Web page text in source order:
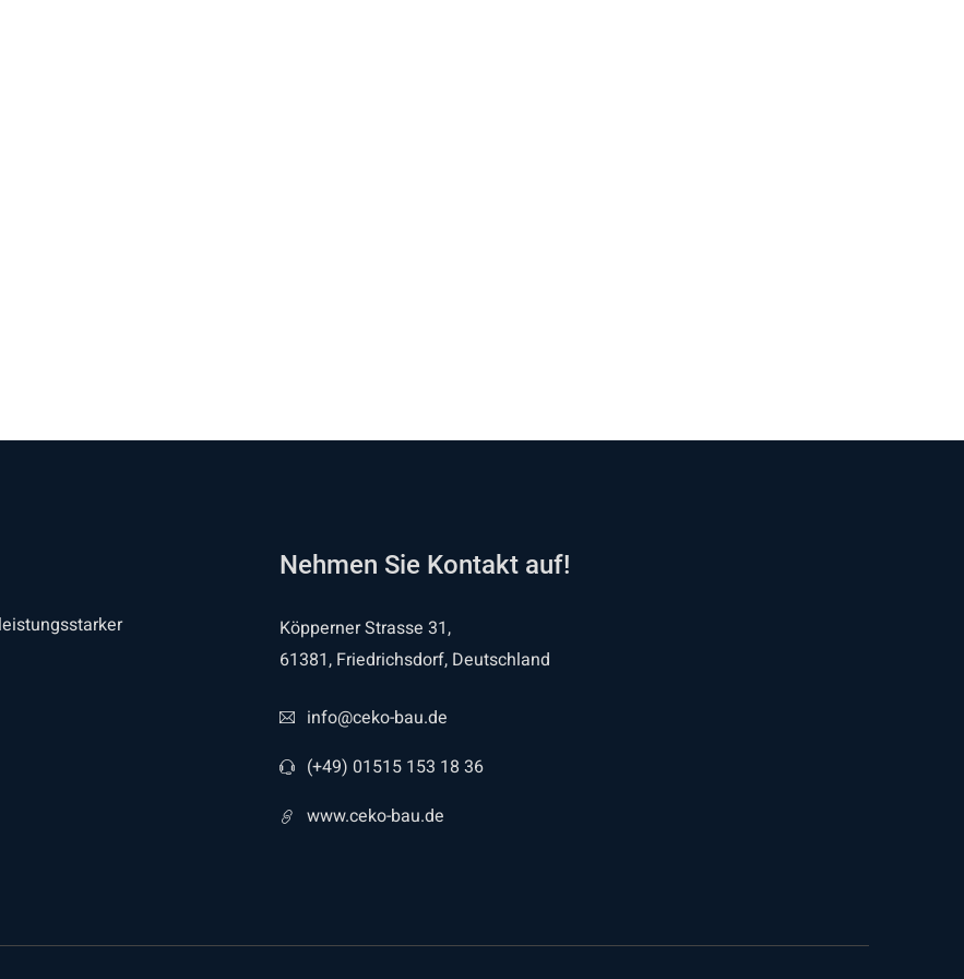
Nehmen Sie Kontakt auf!
Köpperner Strasse 31,
61381, Friedrichsdorf, Deutschland
info@ceko-bau.de
(+49) 01515 153 18 36
www.ceko-bau.de